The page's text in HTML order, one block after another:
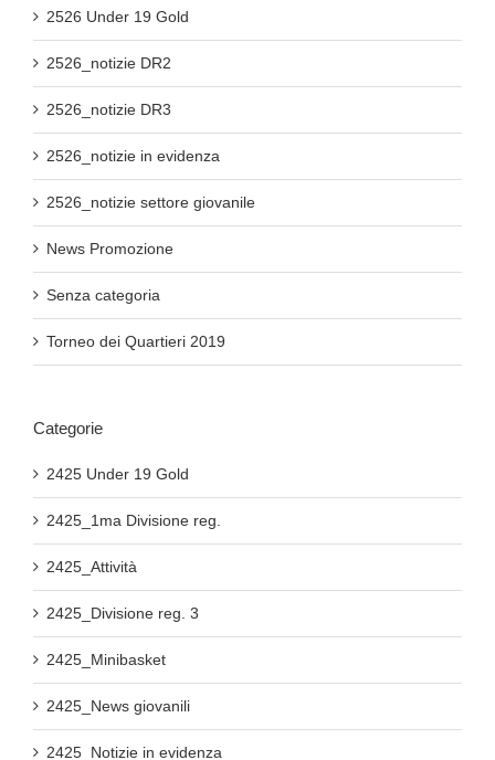
2526 Under 19 Gold
2526_notizie DR2
2526_notizie DR3
2526_notizie in evidenza
2526_notizie settore giovanile
News Promozione
Senza categoria
Torneo dei Quartieri 2019
Categorie
2425 Under 19 Gold
2425_1ma Divisione reg.
2425_Attività
2425_Divisione reg. 3
2425_Minibasket
2425_News giovanili
2425_Notizie in evidenza